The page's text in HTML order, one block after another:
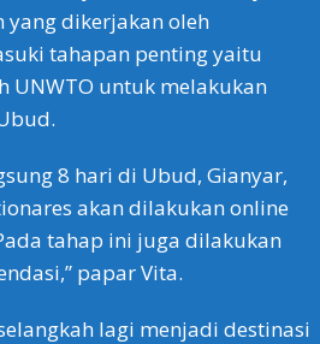
yang dikerjakan oleh
tahapan penting yaitu
UNWTO untuk melakukan
8 hari di Ubud, Gianyar,
akan dilakukan online
tahap ini juga dilakukan
papar Vita.
lagi menjadi destinasi